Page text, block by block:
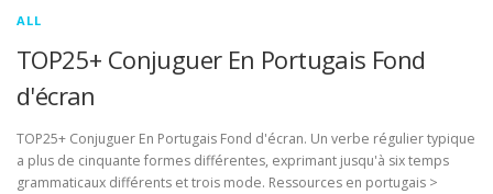
ALL
TOP25+ Conjuguer En Portugais Fond
d'écran
TOP25+ Conjuguer En Portugais Fond d'écran. Un verbe régulier typique
a plus de cinquante formes différentes, exprimant jusqu'à six temps
grammaticaux différents et trois mode. Ressources en portugais >